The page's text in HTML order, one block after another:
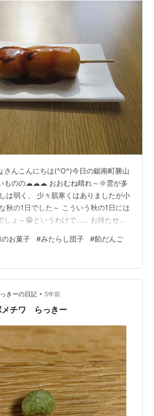
さんこんにちは(^O^)今日の鋸南町勝山
ものの☁☁☁ おおむね晴れ～🌞雲が多
は弱く、 少々肌寒くはありましたが小
秋の1日でした～ こういう秋の1日には
しょ～😁というわけで…… お待たせし
👏👏👏 今日は いつも紹介している
菓子」 ではなくて、オーソドックスな
介(^O^)お団子は、 レギュラーメニュー
厳密には決まってませんが 冬場は作ら
いうことです😥そんなわけで、 お団…
お菓子 #みたらし団子 #餡だんご
きーの日記 • 5年前
メチワ らっきー